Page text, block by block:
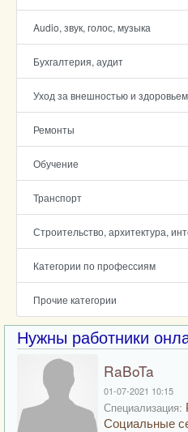
Audio, звук, голос, музыка
Бухгалтерия, аудит
Уход за внешностью и здоровьем
Ремонты
Обучение
Транспорт
Строительство, архитектура,
Категории по профессиям
Прочие категории
Нужны работники
RaBoTa
01-07-2021 10:15
Специализация:
Социальные